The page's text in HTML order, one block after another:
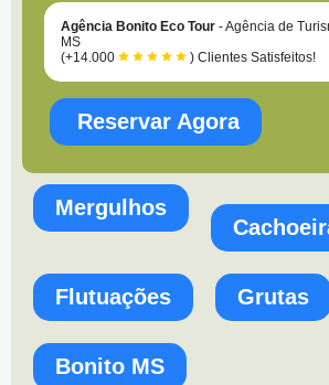
Agência Bonito Eco Tour - Agência de
MS
(+14.000
) Clientes Satisfeitos!
Reservar Agora
Mergulhos
Flutuações Grutas
Bonito MS